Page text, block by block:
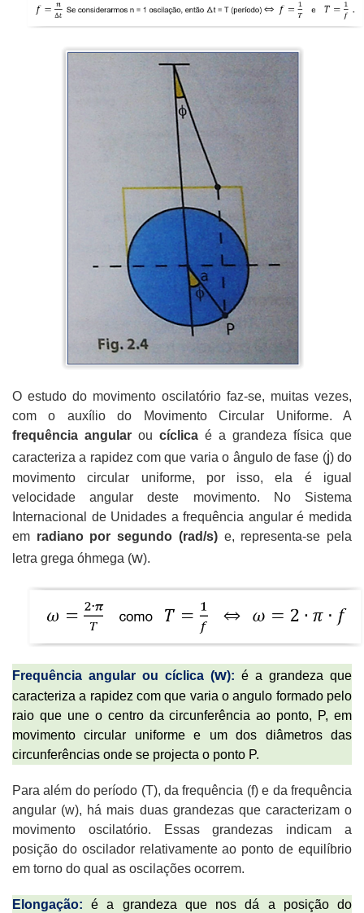
O estudo do movimento oscilatório faz-se, muitas vezes,
com o auxílio do Movimento Circular Uniforme. A
frequência angular ou cíclica é a grandeza física que
caracteriza a rapidez com que varia o ângulo de fase (j) do
movimento circular uniforme, por isso, ela é igual
velocidade angular deste movimento. No Sistema
Internacional de Unidades a frequência angular é medida
em radiano por segundo (rad/s)e, representa-se pela
letra grega óhmega (w).
Frequência angular ou cíclica (w): é a grandeza que
caracteriza a rapidez com que varia o angulo formado pelo
raio que une o centro da circunferência ao ponto, P, em
movimento circular uniforme e um dos diâmetros das
circunferências onde se projecta o ponto P.
Para além do período (T), da frequência (f) e da frequência
angular (w), há mais duas grandezas que caracterizam o
movimento oscilatório. Essas grandezas indicam a
posição do oscilador relativamente ao ponto de equilíbrio
em torno do qual as oscilações ocorrem.
Elongação:
é a grandeza que nos dá a posição do